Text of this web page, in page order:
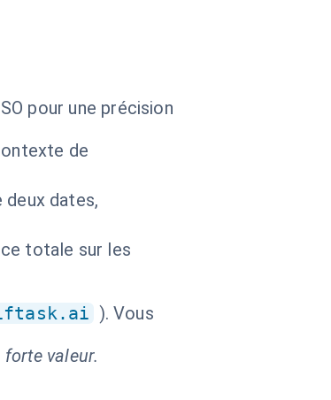
pour une précision
de
dates,
totale sur les
). Vous
valeur.